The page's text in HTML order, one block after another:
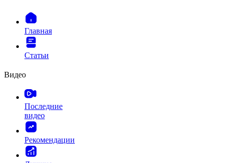
Главная
Статьи
Видео
Последние
видео
Рекомендации